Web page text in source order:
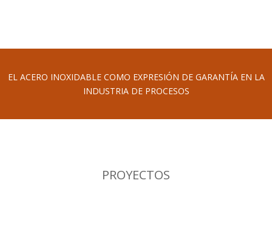
EL ACERO INOXIDABLE COMO EXPRESIÓN DE GARANTÍA EN LA
INDUSTRIA DE PROCESOS
PROYECTOS